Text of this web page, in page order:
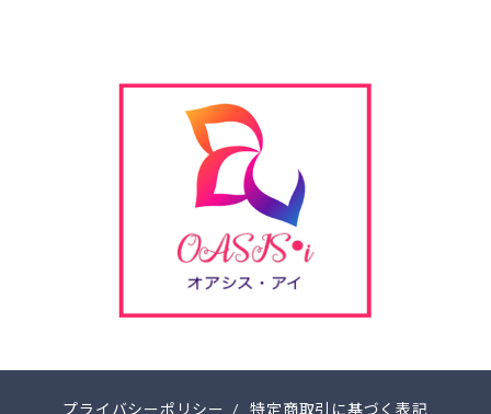
プライバシーポリシー / 特定商取引に基づく表記